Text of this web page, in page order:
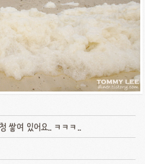
쌓여 있어요.. ㅋㅋㅋ..